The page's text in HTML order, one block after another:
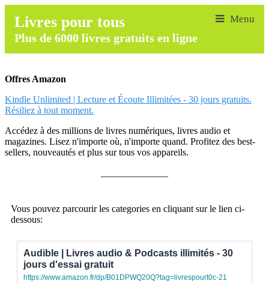
Livres pour tous
Plus de 6000 livres gratuits en ligne
Offres Amazon
Kindle Unlimited | Lecture et Écoute Illimitées - 30 jours gratuits.
Résiliez à tout moment.
Accédez à des millions de livres numériques, livres audio et
magazines. Lisez n'importe où, n'importe quand. Profitez des best-
sellers, nouveautés et plus sur tous vos appareils.
Vous pouvez parcourir les categories en cliquant sur le lien ci-
dessous:
Audible | Livres audio & Podcasts illimités - 30
jours d'essai gratuit
https://www.amazon.fr/dp/B01DPWQ20Q?tag=livrespourt0c-21